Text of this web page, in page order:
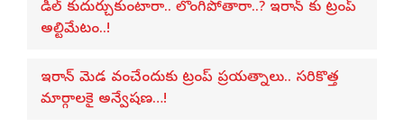
డీల్ కుదుర్చుకుంటారా.. లొంగిపోతారా..? ఇరాన్ కు ట్రంప్
అల్టిమేటం..!
ఇరాన్ మెడ వంచేందుకు ట్రంప్ ప్రయత్నాలు.. సరికొత్త
మార్గాలకై అన్వేషణ…!